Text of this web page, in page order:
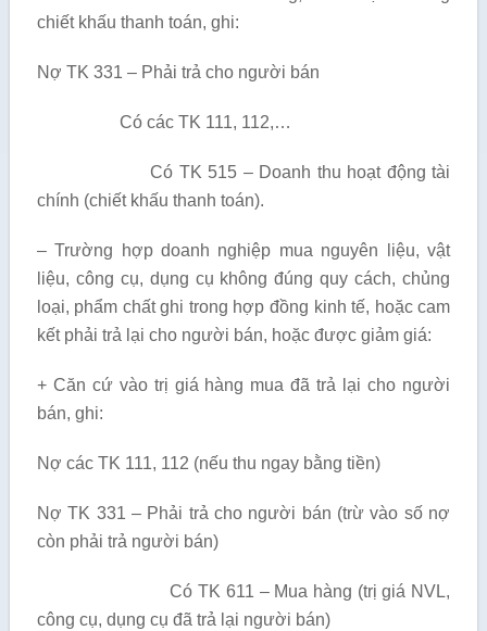
chiết khấu thanh toán, ghi:
Nợ TK 331 – Phải trả cho người bán
Có các TK 111, 112,…
Có TK 515 – Doanh thu hoạt động tài
chính (chiết khấu thanh toán).
– Trường hợp doanh nghiệp mua nguyên liệu, vật
liệu, công cụ, dụng cụ không đúng quy cách, chủng
loại, phẩm chất ghi trong hợp đồng kinh tế, hoặc cam
kết phải trả lại cho người bán, hoặc được giảm giá:
+ Căn cứ vào trị giá hàng mua đã trả lại cho người
bán, ghi:
Nợ các TK 111, 112 (nếu thu ngay bằng tiền)
Nợ TK 331 – Phải trả cho người bán (trừ vào số nợ
còn phải trả người bán)
Có TK 611 – Mua hàng (trị giá NVL,
công cụ, dụng cụ đã trả lại người bán)